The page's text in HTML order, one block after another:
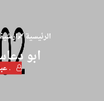
الرئيسية
ابو
.